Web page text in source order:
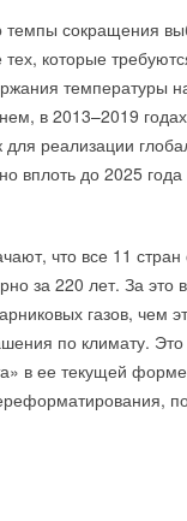
темпы сокращения
которые
температуры
в 2013–2019
для реализации
вплоть до 2025
что все 11 стран
за 220 лет. За это
газов, чем
по климату. Это
в ее текущей форме
XXI отраслевой
г. в Москве.
сетях» ООО
Системы трубопроводов